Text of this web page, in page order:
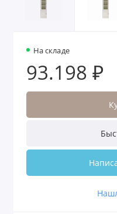
На складе
93.198 ₽